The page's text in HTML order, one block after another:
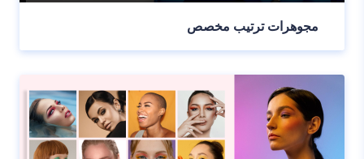
مجوهرات ترتيب مخصص